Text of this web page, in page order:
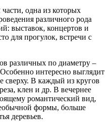
одна из которых
различного рода
выставок, концертов и
для прогулок, встречи с
различных по диаметру –
интересно выглядит
сверху. В каждый из кругов
клен и др. В вечернее
романтический вид,
формы, больше
деревьев.